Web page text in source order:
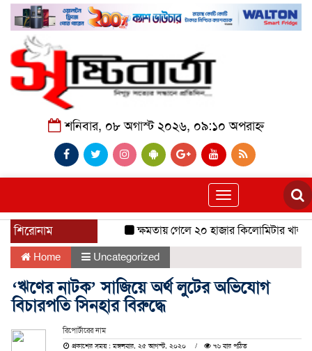
শনিবার, ০৮ অগাস্ট ২০২৬, ০৯:১০ অপরাহ্ন
Toggle
navigation
শিরোনাম ক্ষমতায় গেলে ২০ হাজার কিলোমিটার খাল
Home Uncategorized
‘ঋণের নাটক’ সাজিয়ে অর্থ লুটের অভিযোগ
বিচারপতি সিনহার বিরুদ্ধে
রিপোর্টারের নাম
প্রকাশের সময় : মঙ্গলবার, ২৫ আগস্ট, ২০২০
৭৬ বার পঠিত